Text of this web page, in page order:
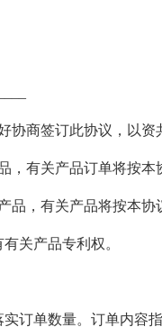
协商签订此协议，以资
，有关产品订单将按本
品，有关产品将按本协
关产品专利权。
订单数量。订单内容指